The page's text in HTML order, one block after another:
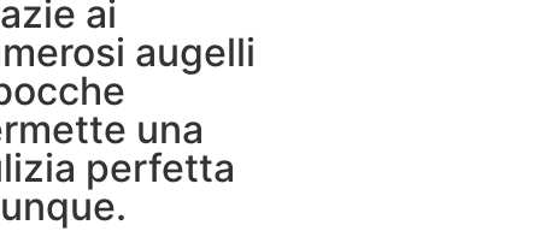
ai
augelli
una
perfetta